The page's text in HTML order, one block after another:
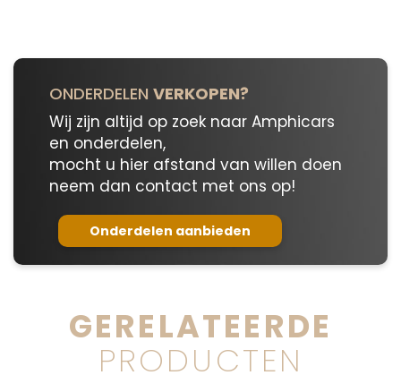
ONDERDELEN VERKOPEN?
Wij zijn altijd op zoek naar Amphicars
en onderdelen,
mocht u hier afstand van willen doen
neem dan contact met ons op!
Onderdelen aanbieden
GERELATEERDE
PRODUCTEN